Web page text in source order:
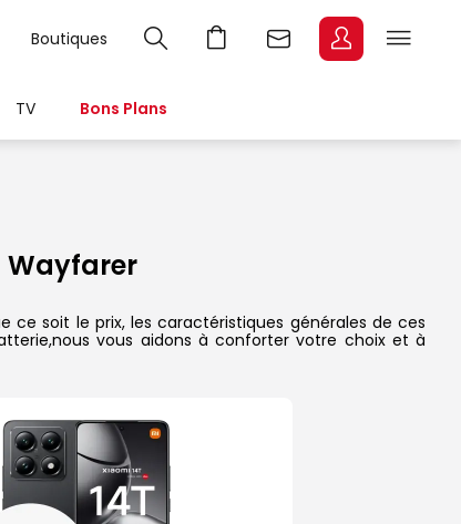
Boutiques
TV Bons Plans
Wayfarer
ce soit le prix, les caractéristiques générales de ces
vous aidons à conforter votre choix et à